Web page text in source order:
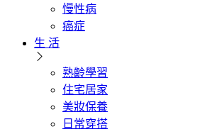
慢性病
癌症
生 活
熟齡學習
住宅居家
美妝保養
日常穿搭